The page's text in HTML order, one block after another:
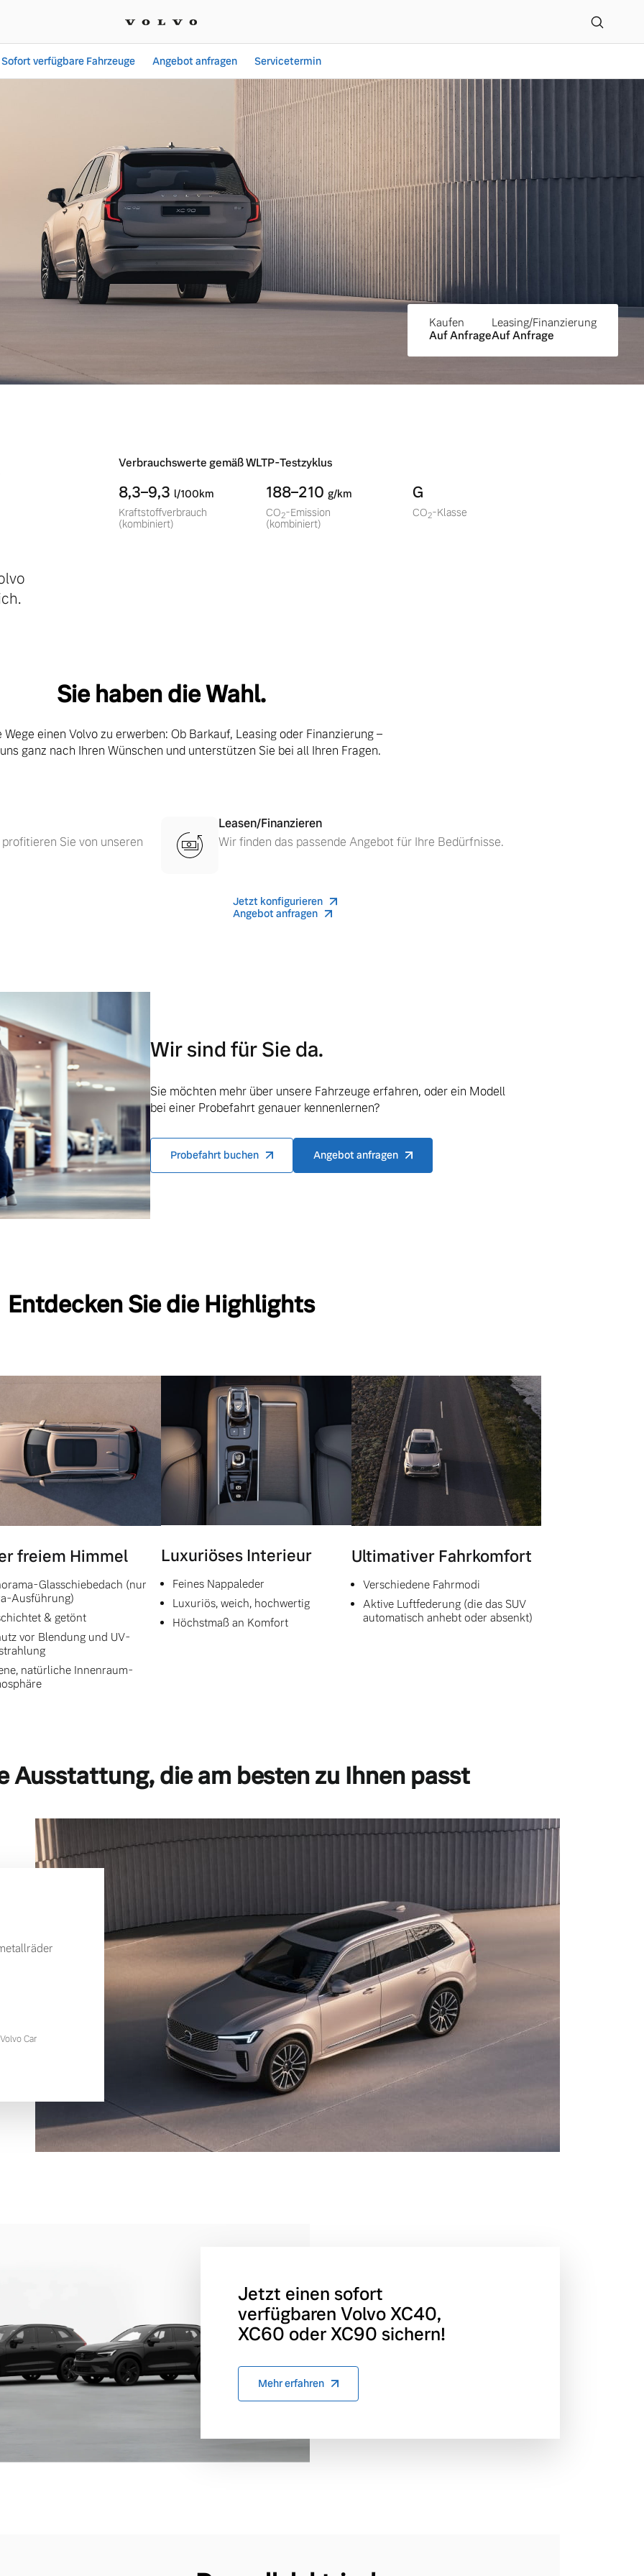
bei Auto Hartmann GmbH in Kempten
Sofort verfügbare Fahrzeuge Angebot anfragen Servicetermin
Original Volvo Winter- und Sommer Kompletträder.
Kaufen
Auf Anfrage
Leasing/Finanzierung
Auf Anfrage
Verbrauchswerte gemäß WLTP-Testzyklus
8,3–9,3 l/100km
Kraftstoffverbrauch
(kombiniert)
188–210 g/km
CO2-Emission
(kombiniert)
G
CO2-Klasse
Sie haben die Wahl.
Wege einen Volvo zu erwerben: Ob Barkauf, Leasing oder Finanzierung –
ganz nach Ihren Wünschen und unterstützen Sie bei all Ihren Fragen.
Sie von unseren
Leasen/Finanzieren
Wir finden das passende Angebot für Ihre Bedürfnisse.
Jetzt konfigurieren
Angebot anfragen
Wir sind für Sie da.
Sie möchten mehr über unsere Fahrzeuge erfahren, oder ein Modell
bei einer Probefahrt genauer kennenlernen?
Probefahrt buchen Angebot anfragen
Entdecken Sie die Highlights
freiem Himmel
Glasschiebedach (nur
Ausführung)
& getönt
vor Blendung und UV-
natürliche Innenraum-
Luxuriöses Interieur
Feines Nappaleder
Luxuriös, weich, hochwertig
Höchstmaß an Komfort
Ultimativer Fahrkomfort
Verschiedene Fahrmodi
Aktive Luftfederung (die das SUV
automatisch anhebt oder absenkt)
Ausstattung, die am besten zu Ihnen passt
Car
Jetzt einen sofort
verfügbaren Volvo XC40,
XC60 oder XC90 sichern!
Mehr erfahren